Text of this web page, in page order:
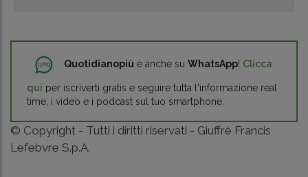
Quotidianopiù è anche su WhatsApp! Clicca
qui per iscriverti gratis e seguire tutta l'informazione real
time, i video e i podcast sul tuo smartphone.
© Copyright - Tutti i diritti riservati - Giuffrè Francis
Lefebvre S.p.A.